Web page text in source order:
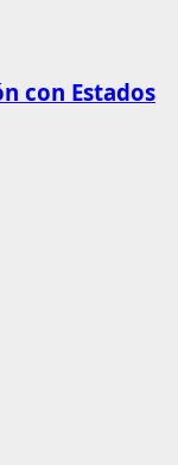
con Estados